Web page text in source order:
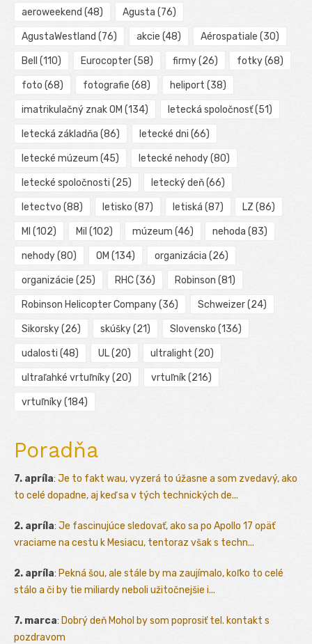
aeroweekend (48) Agusta (76)
AgustaWestland (76) akcie (48) Aérospatiale (30)
Bell (110) Eurocopter(58) firmy(26) fotky(68)
foto (68) fotografie (68) heliport (38)
imatrikulačný znak OM (134) letecká spoločnosť(51)
letecká základňa (86) letecké dni (66)
letecké múzeum (45) letecké nehody(80)
letecké spoločnosti (25) letecký deň(66)
letectvo (88) letisko (87) letiská (87) LZ (86)
MI (102) Mil (102) múzeum (46) nehoda (83)
nehody(80) OM (134) organizácia (26)
organizácie (25) RHC(36) Robinson (81)
Robinson Helicopter Company(36) Schweizer(24)
Sikorsky(26) skúšky(21) Slovensko (136)
udalosti (48) UL(20) ultralight (20)
ultraľahké vrtuľníky(20) vrtuľník(216)
vrtuľníky(184)
Poradňa
7. apríla: Je to fakt wau, vyzerá to úžasne a som zvedavý, ako
to celé dopadne, aj keď sa v tých technických de...
2. apríla: Je fascinujúce sledovať, ako sa po Apollo 17 opäť
vraciame na cestu k Mesiacu, tentoraz však s techn...
2. apríla: Pekná šou, ale stále by ma zaujímalo, koľko to celé
stálo a či by tie miliardy neboli užitočnejšie i...
7. marca: Dobrý deň Mohol by som poprosiť tel. kontakt s
pozdravom